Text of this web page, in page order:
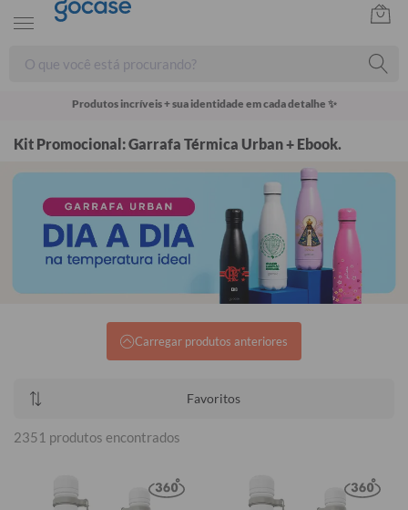
Produtos incríveis + sua identidade em cada detalhe ✨
Kit Promocional: Garrafa Térmica Urban + Ebook.
Carregar produtos anteriores
Favoritos
2351 produtos encontrados